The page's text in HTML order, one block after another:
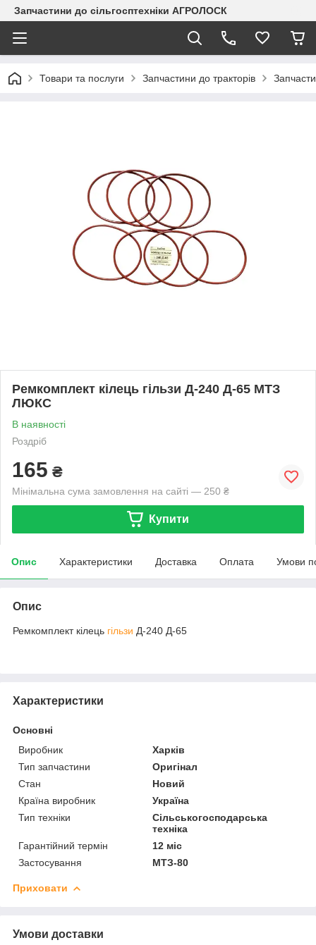
Запчастини до сільгосптехніки АГРОЛОСК
Товари та послуги Запчастини до тракторів
Ремкомплект кілець гільзи Д-240 Д-65 МТЗ
ЛЮКС
В наявності
Роздріб
165 ₴
Мінімальна сума замовлення на сайті — 250 ₴
Купити
Опис Характеристики Доставка Оплата Умови
Опис
Ремкомплект кілець гільзи Д-240 Д-65
Характеристики
Основні
Виробник
Харків
Тип запчастини
Оригінал
Стан
Новий
Країна виробник
Україна
Тип техніки
Сільськогосподарська
техніка
Гарантійний термін
12 міс
Застосування
МТЗ-80
Приховати
Умови доставки